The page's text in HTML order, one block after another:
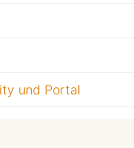
und Portal